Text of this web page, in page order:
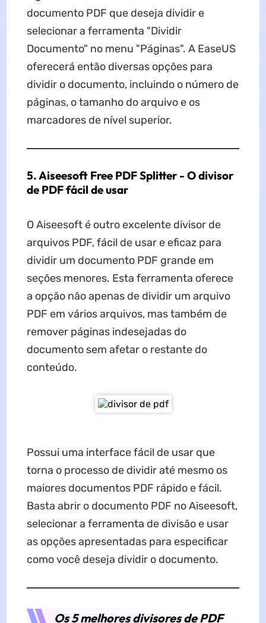
documento PDF que deseja dividir e
selecionar a ferramenta "Dividir
Documento" no menu "Páginas". A EaseUS
oferecerá então diversas opções para
dividir o documento, incluindo o número de
páginas, o tamanho do arquivo e os
marcadores de nível superior.
5. Aiseesoft Free PDF Splitter - O divisor
de PDF fácil de usar
O Aiseesoft é outro excelente divisor de
arquivos PDF, fácil de usar e eficaz para
dividir um documento PDF grande em
seções menores. Esta ferramenta oferece
a opção não apenas de dividir um arquivo
PDF em vários arquivos, mas também de
remover páginas indesejadas do
documento sem afetar o restante do
conteúdo.
Possui uma interface fácil de usar que
torna o processo de dividir até mesmo os
maiores documentos PDF rápido e fácil.
Basta abrir o documento PDF no Aiseesoft,
selecionar a ferramenta de divisão e usar
as opções apresentadas para especificar
como você deseja dividir o documento.
Os 5 melhores divisores de PDF